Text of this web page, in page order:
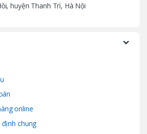
huyện Thanh Trì, Hà Nội
online
định chung